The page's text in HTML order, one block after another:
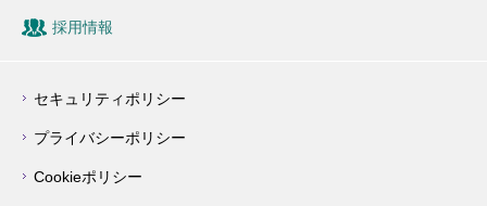
採用情報
セキュリティポリシー
プライバシーポリシー
Cookieポリシー